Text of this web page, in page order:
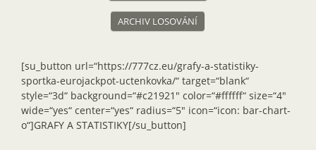
ARCHIV LOSOVÁNÍ
[su_button url=“https://777cz.eu/grafy-a-statistiky-
sportka-eurojackpot-uctenkovka/“ target=“blank“
style=“3d“ background=“#c21921″ color=“#ffffff“ size=“4″
wide=“yes“ center=“yes“ radius=“5″ icon=“icon: bar-chart-
o“]GRAFY A STATISTIKY[/su_button]